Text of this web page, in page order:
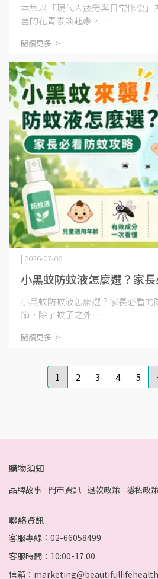
本集以「現代人疲勞與日常修復」
含的花青素談起🍇，⋯
閱讀更多 ->
小黑蚊防蚊液怎麼選？家
| 2026-07-06
小黑蚊防蚊液怎麼選？家長必看的
節，除了蚊子之外⋯
閱讀更多 ->
1 2 3 4 5
購物須知
品牌故事 門市資訊 退款政策 隱私政
聯絡資訊
客服專線：02-66058499
客服時間：10:00-17:00
信箱：